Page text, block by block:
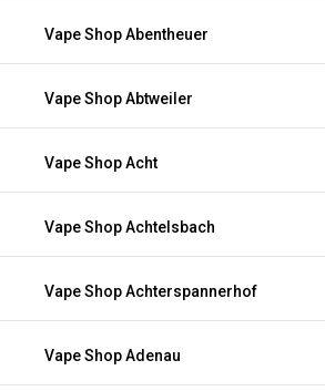
Vape Shop Abentheuer
Vape Shop Abtweiler
Vape Shop Acht
Vape Shop Achtelsbach
Vape Shop Achterspannerhof
Vape Shop Adenau